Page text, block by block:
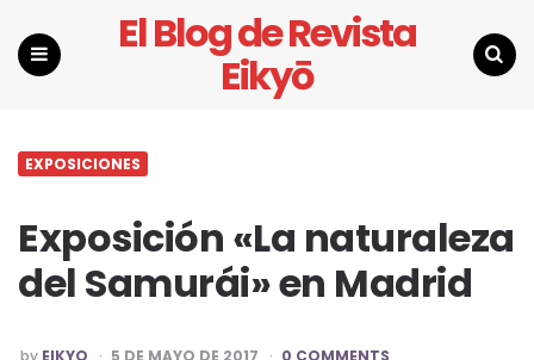
El Blog de Revista
Eikyō
EXPOSICIONES
Exposición «La naturaleza
del Samurái» en Madrid
POSTED
by EIKYO 5 DE MAYO DE 2017 0 COMMENTS